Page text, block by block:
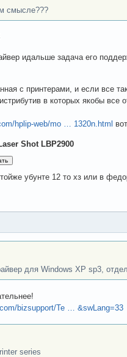
смысле???
идальше задача его
с принтерами, и если все
в которых якобы
hplip-web/mo … 1320n.html
Shot LBP2900
убунте 12 то хз или в
для Windows XP sp3,
bizsupport/Te … &swLang=33
series